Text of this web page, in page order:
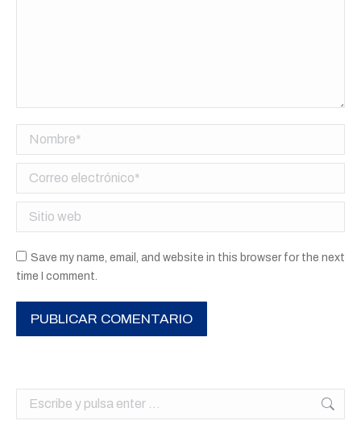
Nombre *
Correo electrónico *
Sitio web
Save my name, email, and website in this browser for the next
time I comment.
PUBLICAR COMENTARIO
Buscar: